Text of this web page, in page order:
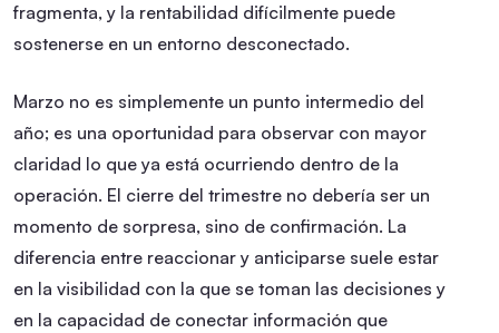
fragmenta, y la rentabilidad difícilmente puede
sostenerse en un entorno desconectado.
Marzo no es simplemente un punto intermedio del
año; es una oportunidad para observar con mayor
claridad lo que ya está ocurriendo dentro de la
operación. El cierre del trimestre no debería ser un
momento de sorpresa, sino de confirmación. La
diferencia entre reaccionar y anticiparse suele estar
en la visibilidad con la que se toman las decisiones y
en la capacidad de conectar información que